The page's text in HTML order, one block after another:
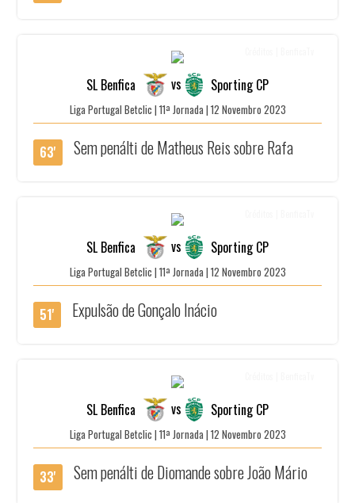
SL Benfica vs Sporting CP
Liga Portugal Betclic | 11ª Jornada | 12 Novembro 2023
63' Sem penálti de Matheus Reis sobre Rafa
SL Benfica vs Sporting CP
Liga Portugal Betclic | 11ª Jornada | 12 Novembro 2023
51' Expulsão de Gonçalo Inácio
SL Benfica vs Sporting CP
Liga Portugal Betclic | 11ª Jornada | 12 Novembro 2023
33' Sem penálti de Diomande sobre João Mário